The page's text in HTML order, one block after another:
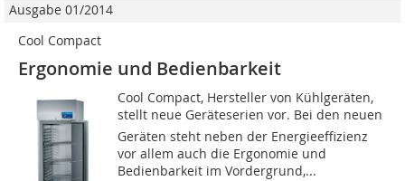
Ausgabe 01/2014
Cool Compact
Ergonomie und Bedienbarkeit
Cool Compact, Hersteller von Kühlgeräten,
stellt neue Geräteserien vor. Bei den neuen
Geräten steht neben der Energieeffizienz
vor allem auch die Ergonomie und
Bedienbarkeit im Vordergrund,...